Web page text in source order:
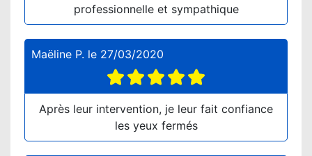
professionnelle et sympathique
Maëline P. le 27/03/2020
Après leur intervention, je leur fait confiance
les yeux fermés